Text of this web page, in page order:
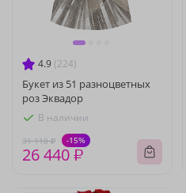
4.9 (224)
Букет из 51 разноцветных
роз Эквадор
В наличии
31 110 ₽ -15%
26 440 ₽